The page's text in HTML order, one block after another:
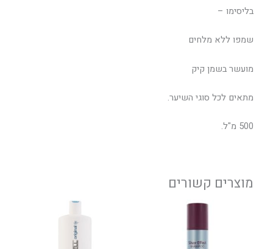
בליסימו –
שמפו ללא מלחים
מועשר בשמן קיק
מתאים לכל סוגי השיער.
500 מ"ל.
מוצרים קשורים